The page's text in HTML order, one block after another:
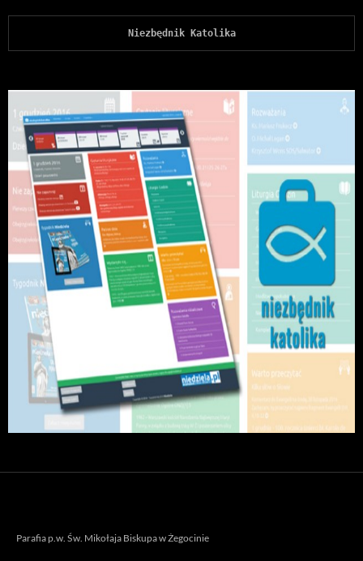
Niezbędnik Katolika
Parafia p.w. Św. Mikołaja Biskupa w Żegocinie